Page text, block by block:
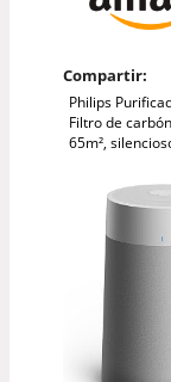
Compartir:
Philips
Filtro de
65m²,